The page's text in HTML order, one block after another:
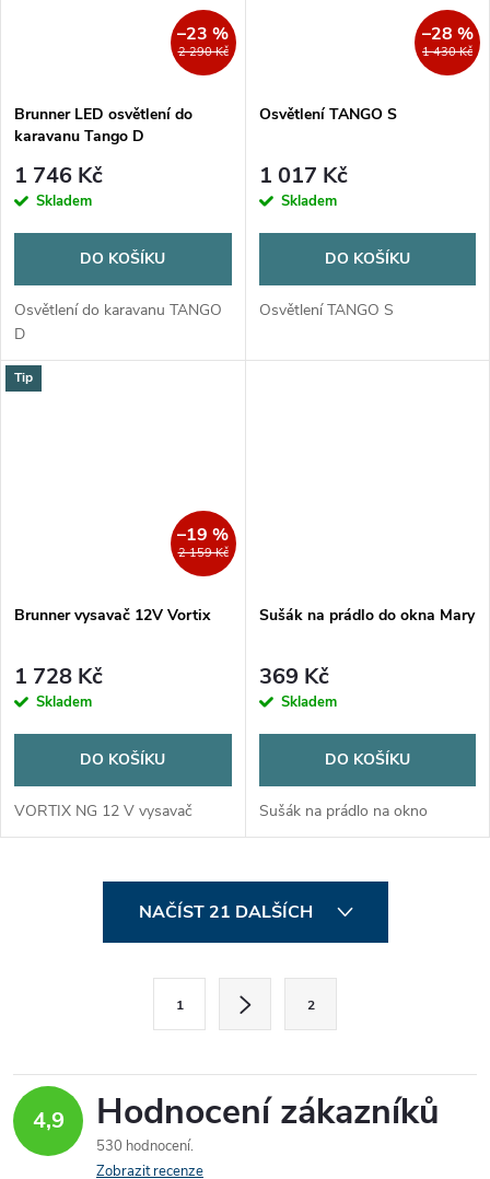
2 290 Kč
–23 %
Brunner LED osvětlení do
karavanu Tango D
1 746 Kč
Skladem
DO KOŠÍKU
Osvětlení do karavanu TANGO
D
1 430 Kč
–28 %
Osvětlení TANGO S
1 017 Kč
Skladem
DO KOŠÍKU
Osvětlení TANGO S
Tip
2 159 Kč
–19 %
Brunner vysavač 12V Vortix
1 728 Kč
Skladem
DO KOŠÍKU
VORTIX NG 12 V vysavač
Sušák na prádlo do okna Mary
369 Kč
Skladem
DO KOŠÍKU
Sušák na prádlo na okno
d
a
c
NAČÍST 21 DALŠÍCH
á
n
k
1 2
4,9 Hodnocení zákazníků
530 hodnocení
Zobrazit recenze